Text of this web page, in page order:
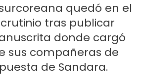
quedó en el
tras publicar
donde cargó
sus compañeras de
de Sandara.